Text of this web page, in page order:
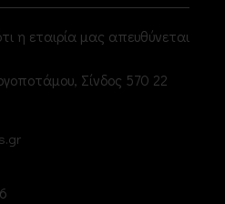
η εταιρία μας απευθύνεται
Σίνδος 570 22